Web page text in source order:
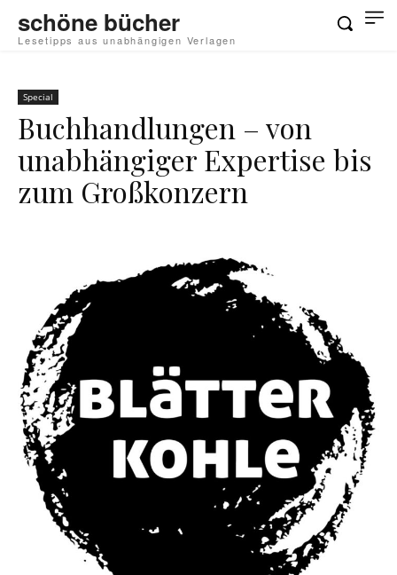
schöne bücher
Lesetipps aus unabhängigen Verlagen
Special
Buchhandlungen – von
unabhängiger Expertise bis
zum Großkonzern